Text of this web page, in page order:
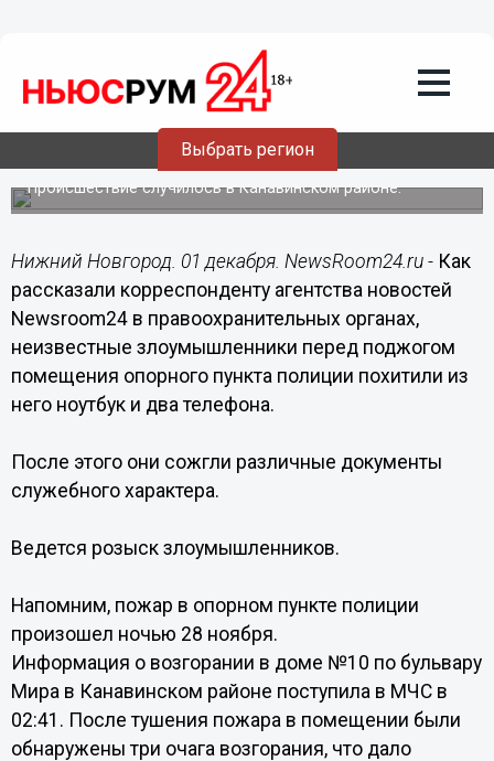
Выбрать регион
Ноутбук и два телефона похитили из
опорного пункта полиции в Нижнем
перед его поджогом
Происшествие случилось в Канавинском районе.
Нижний Новгород. 01 декабря. NewsRoom24.ru - Как
рассказали корреспонденту агентства новостей
Newsroom24 в правоохранительных органах,
неизвестные злоумышленники перед поджогом
помещения опорного пункта полиции похитили из
него ноутбук и два телефона.
После этого они сожгли различные документы
служебного характера.
Ведется розыск злоумышленников.
Напомним, пожар в опорном пункте полиции
произошел ночью 28 ноября.
Информация о возгорании в доме №10 по бульвару
Мира в Канавинском районе поступила в МЧС в
02:41. После тушения пожара в помещении были
обнаружены три очага возгорания, что дало